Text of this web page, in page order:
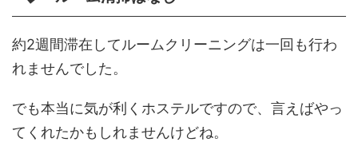
約2週間滞在してルームクリーニングは一回も行わ
れませんでした。
でも本当に気が利くホステルですので、言えばやっ
てくれたかもしれませんけどね。